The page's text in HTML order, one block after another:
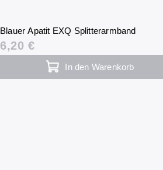
Blauer Apatit EXQ Splitterarmband
6,20 €
In den Warenkorb